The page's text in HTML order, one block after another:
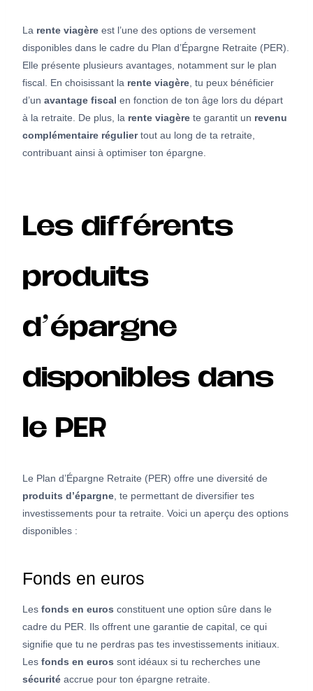
La rente viagère est l’une des options de versement
disponibles dans le cadre du Plan d’Épargne Retraite (PER).
Elle présente plusieurs avantages, notamment sur le plan
fiscal. En choisissant la rente viagère , tu peux bénéficier
d’un avantage fiscal en fonction de ton âge lors du départ
à la retraite. De plus, la rente viagère te garantit un revenu
complémentaire réguliertout au long de ta retraite,
contribuant ainsi à optimiser ton épargne.
Les différents
produits
d’épargne
disponibles dans
le PER
Le Plan d’Épargne Retraite (PER) offre une diversité de
produits d’épargne , te permettant de diversifier tes
investissements pour ta retraite. Voici un aperçu des options
disponibles :
Fonds en euros
Les fonds en euros constituent une option sûre dans le
cadre du PER. Ils offrent une garantie de capital, ce qui
signifie que tu ne perdras pas tes investissements initiaux.
Les fonds en euros sont idéaux si tu recherches une
sécurité accrue pour ton épargne retraite.